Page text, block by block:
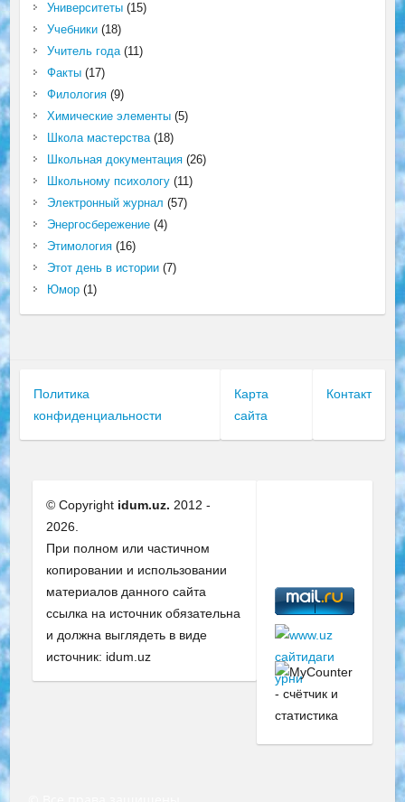
Университеты(15)
Учебники(18)
Учитель года(11)
Факты(17)
Филология(9)
Химические элементы(5)
Школа мастерства(18)
Школьная документация(26)
Школьному психологу(11)
Электронный журнал (57)
Энергосбережение(4)
Этимология(16)
Этот день в истории(7)
Юмор(1)
Политика
конфиденциальности
Карта
сайта
Контакт
© Copyright idum.uz. 2012 -
2026.
При полном или частичном
копировании и использовании
материалов данного сайта
ссылка на источник обязательна
и должна выглядеть в виде
источник: idum.uz